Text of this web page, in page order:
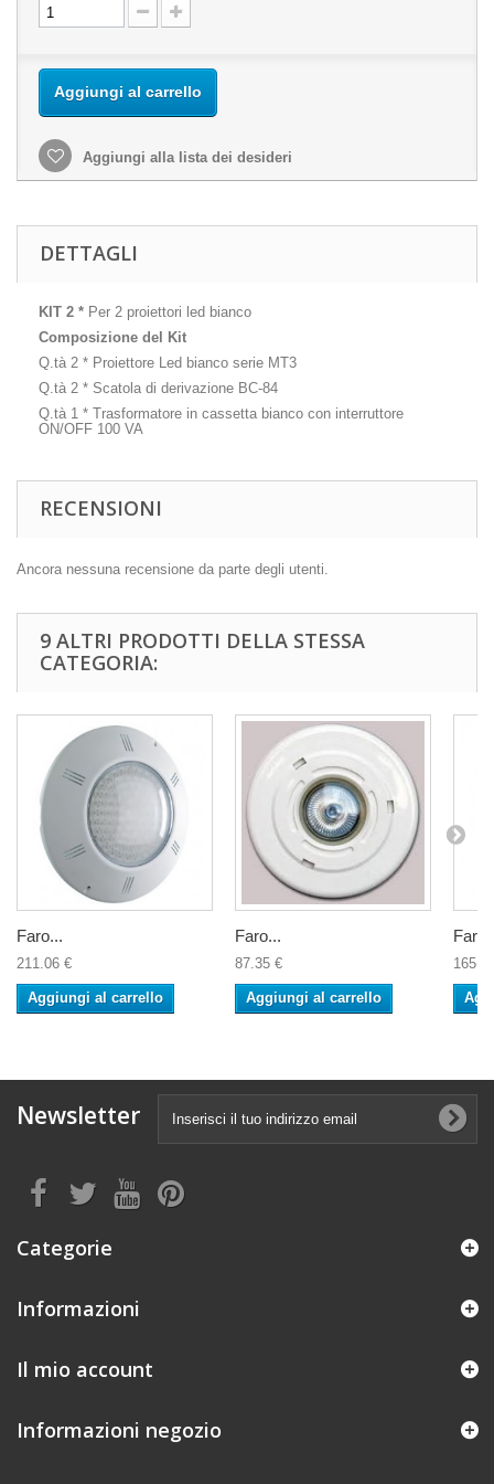
Aggiungi al carrello
Aggiungi alla lista dei desideri
DETTAGLI
KIT 2 * Per 2 proiettori led bianco
Composizione del Kit
Q.tà 2 * Proiettore Led bianco serie MT3
Q.tà 2 * Scatola di derivazione BC-84
Q.tà 1 * Trasformatore in cassetta bianco con interruttore
ON/OFF 100 VA
RECENSIONI
Ancora nessuna recensione da parte degli utenti.
9 ALTRI PRODOTTI DELLA STESSA
CATEGORIA:
Faro...
211.06 €
Aggiungi al carrello
Faro...
87.35 €
Aggiungi al carrello
Newsletter
Categorie
Informazioni
Il mio account
Informazioni negozio